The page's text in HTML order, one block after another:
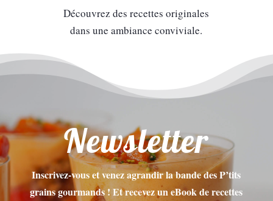
Découvrez des recettes originales
dans une ambiance conviviale.
Newsletter
Inscrivez-vous et venez agrandir la bande des P’tits
grains gourmands ! Et recevez un eBook de recettes